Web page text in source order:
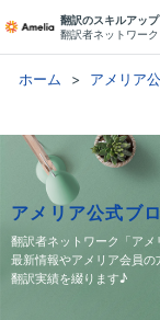
翻訳のスキルアッ
翻訳者ネットワー
ホーム アメリア
アメリア公式ブ
翻訳者ネットワーク「アメ
最新情報やアメリア会員の
翻訳実績を綴ります♪